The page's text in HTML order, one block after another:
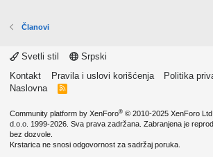
Članovi
Svetli stil
Srpski
Kontakt
Pravila i uslovi korišćenja Politika
Naslovna
R
Community platform by XenForo® © 2010-2025 XenForo Ltd.
d.o.o. 1999-2026. Sva prava zadržana. Zabranjena je
bez dozvole.
Krstarica ne snosi odgovornost za sadržaj poruka.